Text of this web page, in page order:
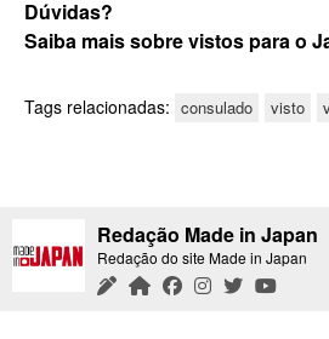
Dúvidas?
Saiba mais sobre vistos para o
Tags relacionadas: consulado visto
Redação Made in Japan
Redação do site Made in Japan